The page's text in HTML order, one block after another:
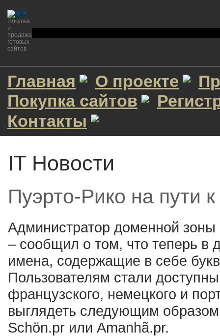
Покупка
и
продажа
готовых
сайтов
Главная О проекте
Покупка сайтов
Контакты
IT Новости
Пуэрто-Рико на пути
Администратор доменной
– сообщил о том, что теперь в
имена, содержащие в себе
Пользователям стали
французского, немецкого и
выглядеть следующим
Schön.pr или Amanhã.pr.